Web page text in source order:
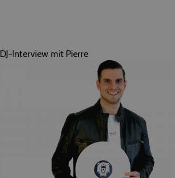
DJ-Interview mit Pierre